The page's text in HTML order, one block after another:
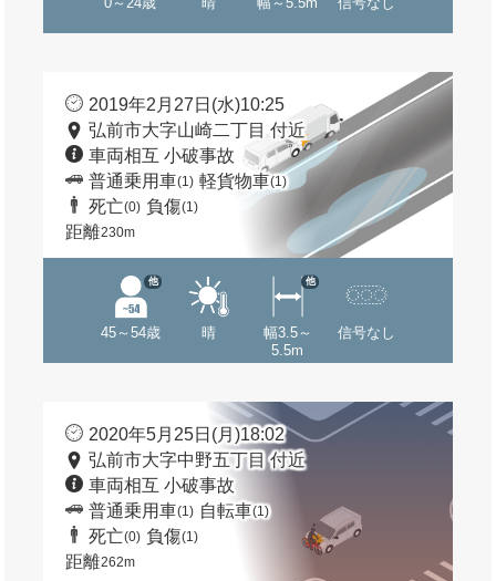
2019年2月27日(水)10:25
弘前市大字山崎二丁目 付近
車両相互 小破事故
普通乗用車(1) 軽貨物車(1)
死亡(0) 負傷(1)
距離230m
45～54歳
他
晴
幅3.5～
5.5m
他
信号なし
2020年5月25日(月)18:02
弘前市大字中野五丁目 付近
車両相互 小破事故
普通乗用車(1) 自転車(1)
死亡(0) 負傷(1)
距離262m